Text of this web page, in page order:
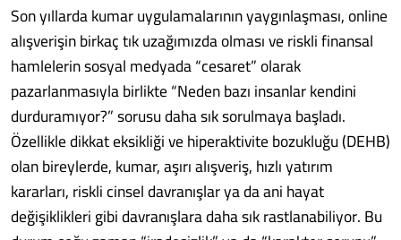
Son yıllarda kumar uygulamalarının yaygınlaşması, online
alışverişin birkaç tık uzağımızda olması ve riskli finansal
hamlelerin sosyal medyada “cesaret” olarak
pazarlanmasıyla birlikte “Neden bazı insanlar kendini
durduramıyor?” sorusu daha sık sorulmaya başladı.
Özellikle dikkat eksikliği ve hiperaktivite bozukluğu (DEHB)
olan bireylerde, kumar, aşırı alışveriş, hızlı yatırım
kararları, riskli cinsel davranışlar ya da ani hayat
değişiklikleri gibi davranışlara daha sık rastlanabiliyor. Bu